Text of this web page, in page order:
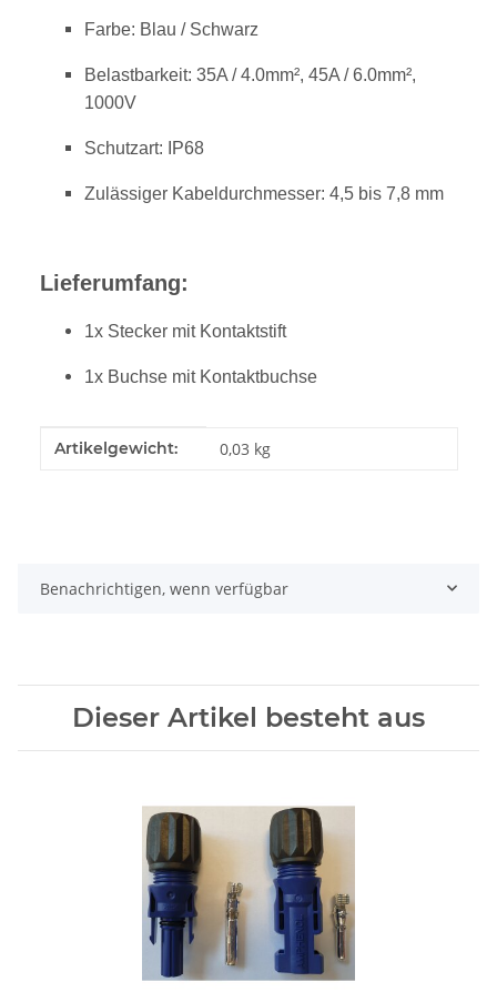
Farbe: Blau / Schwarz
Belastbarkeit: 35A / 4.0mm², 45A / 6.0mm²,
1000V
Schutzart: IP68
Zulässiger Kabeldurchmesser: 4,5 bis 7,8 mm
Lieferumfang:
1x Stecker mit Kontaktstift
1x Buchse mit Kontaktbuchse
Produkteigenschaft
Wert
Artikelgewicht: 0,03 kg
Benachrichtigen, wenn verfügbar
Dieser Artikel besteht aus